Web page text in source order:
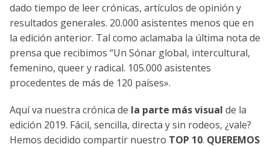
dado tiempo de leer crónicas, artículos de opinión y
resultados generales. 20.000 asistentes menos que en
la edición anterior. Tal como aclamaba la última nota de
prensa que recibimos “Un Sónar global, intercultural,
femenino, queer y radical. 105.000 asistentes
procedentes de más de 120 países».
Aquí va nuestra crónica de la parte más visual de la
edición 2019. Fácil, sencilla, directa y sin rodeos, ¿vale?
Hemos decidido compartir nuestro TOP 10. QUEREMOS